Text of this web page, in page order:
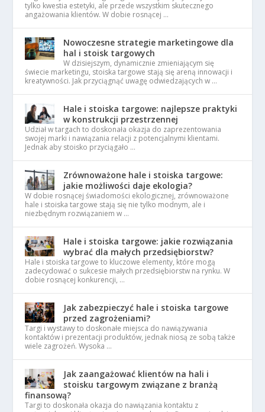
tylko kwestia estetyki, ale przede wszystkim skutecznego
angażowania klientów. W dobie rosnącej …
Nowoczesne strategie marketingowe dla
hal i stoisk targowych
W dzisiejszym, dynamicznie zmieniającym się
świecie marketingu, stoiska targowe stają się areną innowacji i
kreatywności. Jak przyciągnąć uwagę odwiedzających w …
Hale i stoiska targowe: najlepsze praktyki
w konstrukcji przestrzennej
Udział w targach to doskonała okazja do zaprezentowania
swojej marki i nawiązania relacji z potencjalnymi klientami.
Jednak aby stoisko przyciągało …
Zrównoważone hale i stoiska targowe:
jakie możliwości daje ekologia?
W dobie rosnącej świadomości ekologicznej, zrównoważone
hale i stoiska targowe stają się nie tylko modnym, ale i
niezbędnym rozwiązaniem w …
Hale i stoiska targowe: jakie rozwiązania
wybrać dla małych przedsiębiorstw?
Hale i stoiska targowe to kluczowe elementy, które mogą
zadecydować o sukcesie małych przedsiębiorstw na rynku. W
dobie rosnącej konkurencji, …
Jak zabezpieczyć hale i stoiska targowe
przed zagrożeniami?
Targi i wystawy to doskonałe miejsca do nawiązywania
kontaktów i prezentacji produktów, jednak niosą ze sobą także
wiele zagrożeń. Wysoka …
Jak zaangażować klientów na hali i
stoisku targowym związane z branżą
finansową?
Targi to doskonała okazja do nawiązania kontaktu z